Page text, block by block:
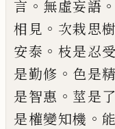
言 。 無虛妄語 。
相見 。 次栽思樹
安泰 。 枝是忍受
是勤修 。 色是
是智惠 。 莖是
是權變知機 。